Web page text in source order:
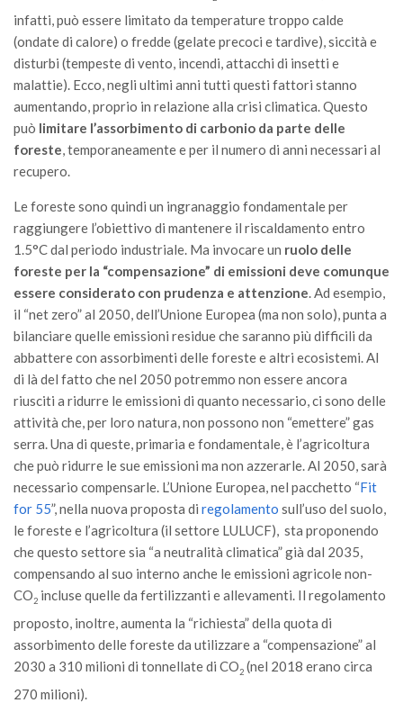
Call for Proposals
Comunicati
Congressi
Convegni
Corsi di Aggiornamento
Opportunità di Lavoro
Rassegne
Reports
Simposii
Congressi
Pagina Congressi
Premi SISEF
XV Congresso (Sassari 2026)
XIV Congresso (Padova 2024)
XIII Congresso (Orvieto 2022)
XII Congresso (Palermo 2019)
XI Congresso (Roma 2017)
X Congresso (Firenze 2015)
IX Congresso (Bolzano 2013)
VIII Congresso (Rende 2011)
VII Congresso (Isernia 2009)
VI Congresso (Arezzo 2007)
infatti, può essere limitato da temperature troppo calde
(ondate di calore) o fredde (gelate precoci e tardive), siccità e
disturbi (tempeste di vento, incendi, attacchi di insetti e
malattie). Ecco, negli ultimi anni tutti questi fattori stanno
aumentando, proprio in relazione alla crisi climatica. Questo
può limitare l’assorbimento di carbonio da parte delle
foreste, temporaneamente e per il numero di anni necessari al
recupero.
Le foreste sono quindi un ingranaggio fondamentale per
raggiungere l’obiettivo di mantenere il riscaldamento entro
1.5°C dal periodo industriale. Ma invocare un ruolo delle
foreste per la “compensazione” di emissioni deve comunque
essere considerato con prudenza e attenzione. Ad esempio,
il “net zero” al 2050, dell’Unione Europea (ma non solo), punta a
bilanciare quelle emissioni residue che saranno più difficili da
abbattere con assorbimenti delle foreste e altri ecosistemi. Al
di là del fatto che nel 2050 potremmo non essere ancora
riusciti a ridurre le emissioni di quanto necessario, ci sono delle
attività che, per loro natura, non possono non “emettere” gas
serra. Una di queste, primaria e fondamentale, è l’agricoltura
che può ridurre le sue emissioni ma non azzerarle. Al 2050, sarà
necessario compensarle. L’Unione Europea, nel pacchetto “Fit
for 55”, nella nuova proposta di regolamento sull’uso del suolo,
le foreste e l’agricoltura (il settore LULUCF), sta proponendo
che questo settore sia “a neutralità climatica” già dal 2035,
compensando al suo interno anche le emissioni agricole non-
CO2 incluse quelle da fertilizzanti e allevamenti. Il regolamento
proposto, inoltre, aumenta la “richiesta” della quota di
assorbimento delle foreste da utilizzare a “compensazione” al
2030 a 310 milioni di tonnellate di CO2 (nel 2018 erano circa
270 milioni).